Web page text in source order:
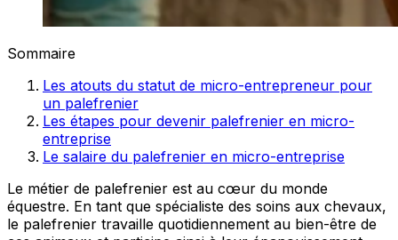
Sommaire
Les atouts du statut de micro-entrepreneur pour
un palefrenier
Les étapes pour devenir palefrenier en micro-
entreprise
Le salaire du palefrenier en micro-entreprise
Le métier de palefrenier est au cœur du monde
équestre. En tant que spécialiste des soins aux chevaux,
le palefrenier travaille quotidiennement au bien-être de